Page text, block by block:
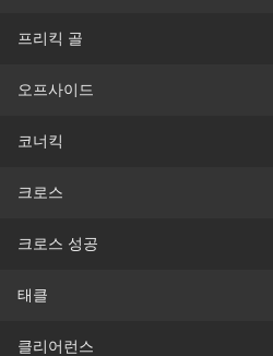
프리킥 골
오프사이드
코너킥
크로스
크로스 성공
태클
클리어런스